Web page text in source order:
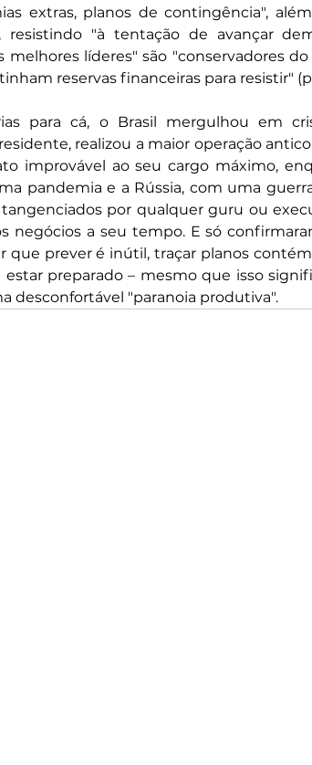
extras, planos de contingência",
resistindo "à tentação de avançar
melhores líderes" são "conservadores
reservas financeiras para resistir"
para cá, o Brasil mergulhou em
realizou a maior operação
improvável ao seu cargo máximo,
pandemia e a Rússia, com uma
por qualquer guru ou
negócios a seu tempo. E só
que prever é inútil, traçar planos
preparado – mesmo que isso
desconfortável "paranoia produtiva".